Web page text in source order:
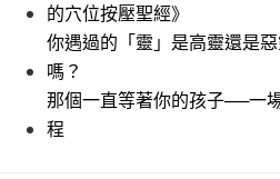
的穴位按壓聖經》
你遇過的「靈」是高靈還是
嗎？
那個一直等著你的孩子──一
程